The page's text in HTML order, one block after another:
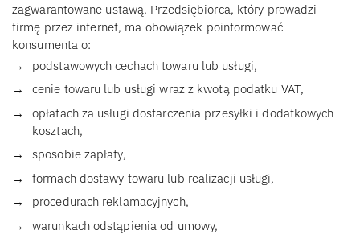
zagwarantowane ustawą. Przedsiębiorca, który prowadzi
firmę przez internet, ma obowiązek poinformować
konsumenta o:
podstawowych cechach towaru lub usługi,
cenie towaru lub usługi wraz z kwotą podatku VAT,
opłatach za usługi dostarczenia przesyłki i dodatkowych
kosztach,
sposobie zapłaty,
formach dostawy towaru lub realizacji usługi,
procedurach reklamacyjnych,
warunkach odstąpienia od umowy,